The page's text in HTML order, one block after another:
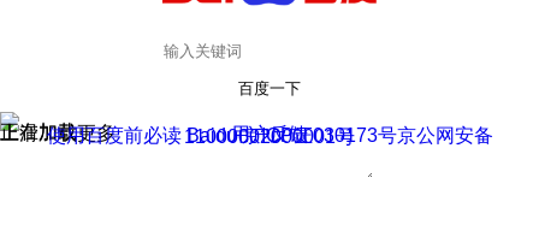
百度一下
正在加载
上滑加载更多 用户反馈
使用百度前必读 Baidu 京ICP证030173号
京公网安备11000002000001号